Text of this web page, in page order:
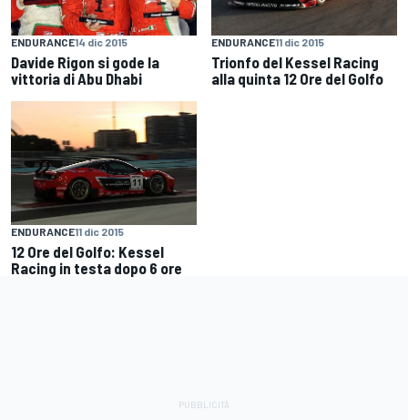
ENDURANCE14 dic 2015
Davide Rigon si gode la
vittoria di Abu Dhabi
ENDURANCE11 dic 2015
Trionfo del Kessel Racing
alla quinta 12 Ore del Golfo
ENDURANCE11 dic 2015
12 Ore del Golfo: Kessel
Racing in testa dopo 6 ore